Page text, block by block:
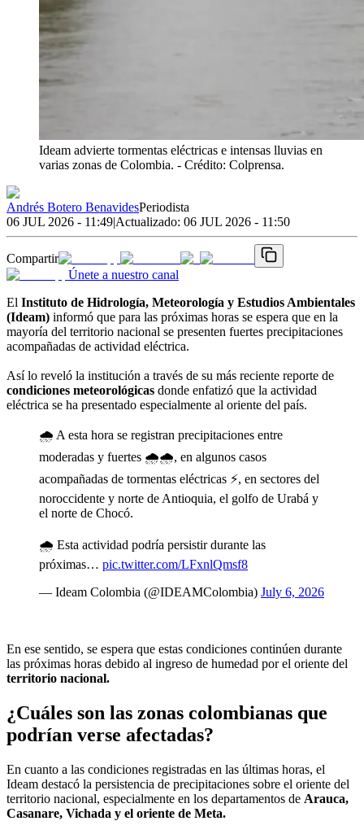
Ideam advierte tormentas eléctricas e intensas lluvias en
varias zonas de Colombia. - Crédito: Colprensa.
Andrés Botero BenavidesPeriodista
06 JUL 2026 - 11:49|Actualizado: 06 JUL 2026 - 11:50
Compartir
Únete a nuestro canal
El Instituto de Hidrología, Meteorología y Estudios Ambientales
(Ideam) informó que para las próximas horas se espera que en la
mayoría del territorio nacional se presenten fuertes precipitaciones
acompañadas de actividad eléctrica.
Así lo reveló la institución a través de su más reciente reporte de
condiciones meteorológicas donde enfatizó que la actividad
eléctrica se ha presentado especialmente al oriente del país.
🌧️ A esta hora se registran precipitaciones entre
moderadas y fuertes 🌧️🌧️, en algunos casos
acompañadas de tormentas eléctricas ⚡, en sectores del
noroccidente y norte de Antioquia, el golfo de Urabá y
el norte de Chocó.
🌧️ Esta actividad podría persistir durante las
próximas… pic.twitter.com/LFxnlQmsf8
— Ideam Colombia (@IDEAMColombia) July 6, 2026
En ese sentido, se espera que estas condiciones continúen durante
las próximas horas debido al ingreso de humedad por el oriente del
territorio nacional.
¿Cuáles son las zonas colombianas que
podrían verse afectadas?
En cuanto a las condiciones registradas en las últimas horas, el
Ideam destacó la persistencia de precipitaciones sobre el oriente del
territorio nacional, especialmente en los departamentos de Arauca,
Casanare, Vichada y el oriente de Meta.